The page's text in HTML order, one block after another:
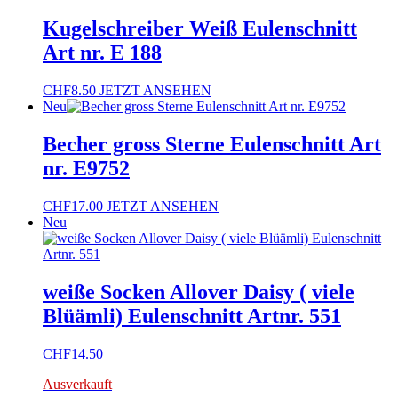
Kugelschreiber Weiß Eulenschnitt
Art nr. E 188
CHF8.50 JETZT ANSEHEN
Neu
Becher gross Sterne Eulenschnitt Art
nr. E9752
CHF17.00 JETZT ANSEHEN
Neu
weiße Socken Allover Daisy ( viele
Blüämli) Eulenschnitt Artnr. 551
CHF14.50
Ausverkauft